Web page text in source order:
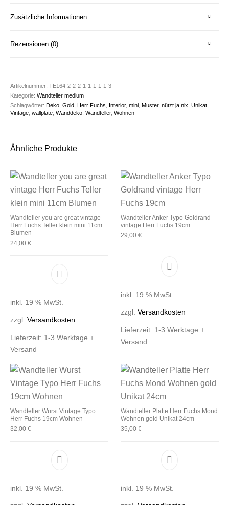
Zusätzliche Informationen
Rezensionen (0)
Artikelnummer:TE164-2-2-2-1-1-1-1-1-3
Kategorie:Wandteller medium
Schlagwörter: Deko ,Gold Herr Fuchs Interior,mini Muster,nützt ja nix ,Unikat
Vintage ,wallplate ,Wanddeko ,Wandteller,Wohnen
Ähnliche Produkte
Wandteller you are great vintage
Herr Fuchs Teller klein mini 11cm
Blumen
24,00€
inkl. 19 % MwSt.
zzgl.Versandkosten
Lieferzeit: 1-3 Werktage +
Versand
Wandteller Anker Typo Goldrand
vintage Herr Fuchs 19cm
29,00 €
inkl. 19 % MwSt.
zzgl. Versandkosten
Lieferzeit: 1-3 Werktage +
Versand
Wandteller Wurst Vintage Typo
Herr Fuchs 19cm Wohnen
32,00€
inkl. 19 % MwSt.
Wandteller Platte Herr Fuchs Mond
Wohnen gold Unikat 24cm
35,00 €
inkl. 19 % MwSt.